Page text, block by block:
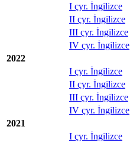
I çyr. İngilizce
II çyr. İngilizce
III çyr. İngilizce
IV çyr. İngilizce
2022
I çyr. İngilizce
II çyr. İngilizce
III çyr. İngilizce
IV çyr. İngilizce
2021
I çyr. İngilizce